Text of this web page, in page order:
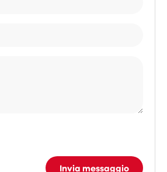
Invia messaggio